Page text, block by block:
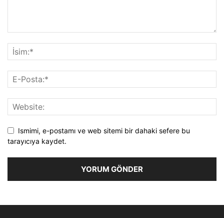
Ismimi, e-postamı ve web sitemi bir dahaki sefere bu
tarayıcıya kaydet.